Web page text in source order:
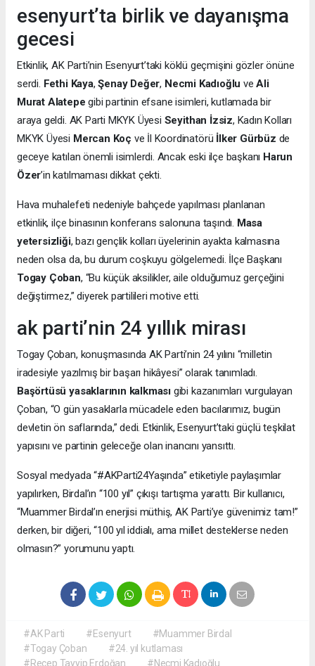
esenyurt’ta birlik ve dayanışma
gecesi
Etkinlik, AK Parti’nin Esenyurt’taki köklü geçmişini gözler önüne
serdi. Fethi Kaya,Şenay Değer, Necmi Kadıoğlu veAli
Murat Alatepe gibi partinin efsane isimleri, kutlamada bir
araya geldi. AK Parti MKYK Üyesi Seyithan İzsiz, Kadın Kolları
MKYK Üyesi Mercan Koç ve İl Koordinatörü İlker Gürbüz de
geceye katılan önemli isimlerdi. Ancak eski ilçe başkanı Harun
Özer’in katılmaması dikkat çekti.
Hava muhalefeti nedeniyle bahçede yapılması planlanan
etkinlik, ilçe binasının konferans salonuna taşındı. Masa
yetersizliği, bazı gençlik kolları üyelerinin ayakta kalmasına
neden olsa da, bu durum coşkuyu gölgelemedi. İlçe Başkanı
Togay Çoban, “Bu küçük aksilikler, aile olduğumuz gerçeğini
değiştirmez,” diyerek partilileri motive etti.
ak parti’nin 24 yıllık mirası
Togay Çoban, konuşmasında AK Parti’nin 24 yılını “milletin
iradesiyle yazılmış bir başarı hikâyesi” olarak tanımladı.
Başörtüsü yasaklarının kalkması gibi kazanımları vurgulayan
Çoban, “O gün yasaklarla mücadele eden bacılarımız, bugün
devletin ön saflarında,” dedi. Etkinlik, Esenyurt’taki güçlü teşkilat
yapısını ve partinin geleceğe olan inancını yansıttı.
Sosyal medyada “#AKParti24Yaşında” etiketiyle paylaşımlar
yapılırken, Birdal’ın “100 yıl” çıkışı tartışma yarattı. Bir kullanıcı,
“Muammer Birdal’ın enerjisi müthiş, AK Parti’ye güvenimiz tam!”
derken, bir diğeri, “100 yıl iddialı, ama millet desteklerse neden
olmasın?” yorumunu yaptı.
#AK Parti #Esenyurt
#Muammer Birdal
#Togay Çoban
#24. yıl kutlaması
#Recep Tayyip Erdoğan
#Necmi Kadıoğlu